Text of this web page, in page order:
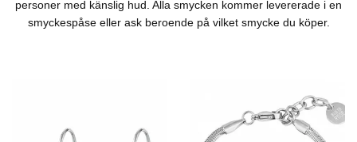
personer med känslig hud. Alla smycken kommer levererade i en
smyckespåse eller ask beroende på vilket smycke du köper.